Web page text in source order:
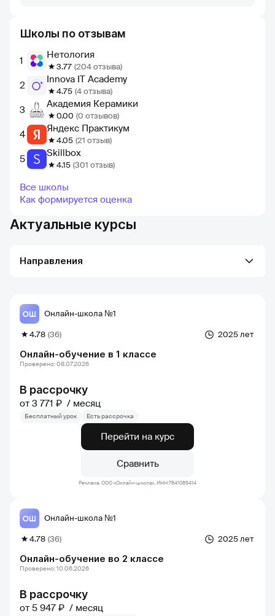
Школы по отзывам
1 Нетология
3.77 (204 отзыва)
2 Innova IT Academy
4.75 (4 отзыва)
3 Академия Керамики
0.00 (0 отзывов)
4 Яндекс Практикум
4.05 (21 отзыв)
5 Skillbox
4.15 (301 отзыв)
Все школы
Как формируется оценка
Актуальные курсы
Направления
Онлайн-обучение в 1 классе
2025 лет
4.78 (36)
Онлайн-школа №1
В рассрочку
от 3 771 ₽ месяц
Проверено: 08.07.2026
Бесплатный урок Есть рассрочка
Перейти на курс
Сравнить
Реклама. ООО «Онлайн-школа», ИНН:7841085414
Онлайн-обучение во 2 классе
2025 лет
4.78 (36)
Онлайн-школа №1
В рассрочку
от 5 947 ₽ месяц
Проверено: 10.06.2026